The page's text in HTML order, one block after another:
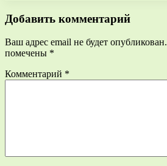
Добавить комментарий
Ваш адрес email не будет опубликован.
помечены *
Комментарий *